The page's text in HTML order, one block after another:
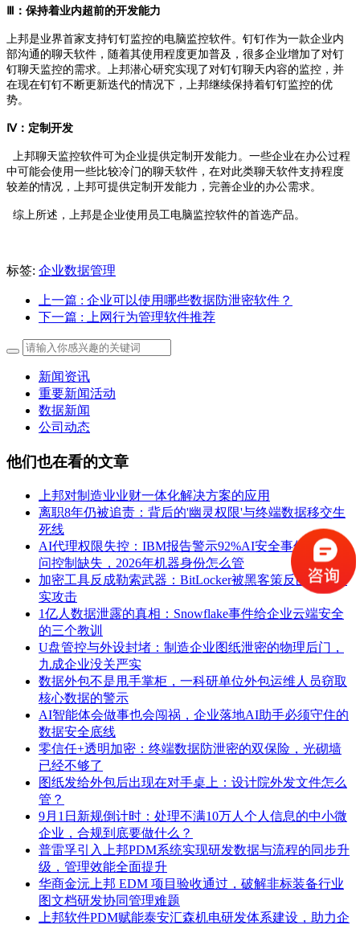
Ⅲ：保持着业内超前的开发能力
上邦是业界首家支持钉钉监控的电脑监控软件。钉钉作为一款企业内
部沟通的聊天软件，随着其使用程度更加普及，很多企业增加了对钉
钉聊天监控的需求。上邦潜心研究实现了对钉钉聊天内容的监控，并
在现在钉钉不断更新迭代的情况下，上邦继续保持着钉钉监控的优
势。
Ⅳ：定制开发
上邦聊天监控软件可为企业提供定制开发能力。一些企业在办公过程
中可能会使用一些比较冷门的聊天软件，在对此类聊天软件支持程度
较差的情况，上邦可提供定制开发能力，完善企业的办公需求。
综上所述，上邦是企业使用员工电脑监控软件的首选产品。
标签: 企业数据管理
上一篇 : 企业可以使用哪些数据防泄密软件？
下一篇 : 上网行为管理软件推荐
新闻资讯
重要新闻活动
数据新闻
公司动态
他们也在看的文章
上邦对制造业业财一体化解决方案的应用
离职8年仍被追责：背后的'幽灵权限'与终端数据移交生
死线
AI代理权限失控：IBM报告警示92%AI安全事件源于访
问控制缺失，2026年机器身份怎么管
加密工具反成勒索武器：BitLocker被黑客策反的两起真
实攻击
1亿人数据泄露的真相：Snowflake事件给企业云端安全
的三个教训
U盘管控与外设封堵：制造企业图纸泄密的物理后门，
九成企业没关严实
数据外包不是甩手掌柜，一科研单位外包运维人员窃取
核心数据的警示
AI智能体会做事也会闯祸，企业落地AI助手必须守住的
数据安全底线
零信任+透明加密：终端数据防泄密的双保险，光砌墙
已经不够了
图纸发给外包后出现在对手桌上：设计院外发文件怎么
管？
9月1日新规倒计时：处理不满10万人个人信息的中小微
企业，合规到底要做什么？
普雷孚引入上邦PDM系统实现研发数据与流程的同步升
级，管理效能全面提升
华商金沅上邦 EDM 项目验收通过，破解非标装备行业
图文档研发协同管理难题
上邦软件PDM赋能泰安汇森机电研发体系建设，助力企